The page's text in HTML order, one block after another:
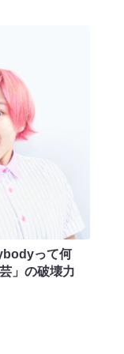
って何
」の破壊力